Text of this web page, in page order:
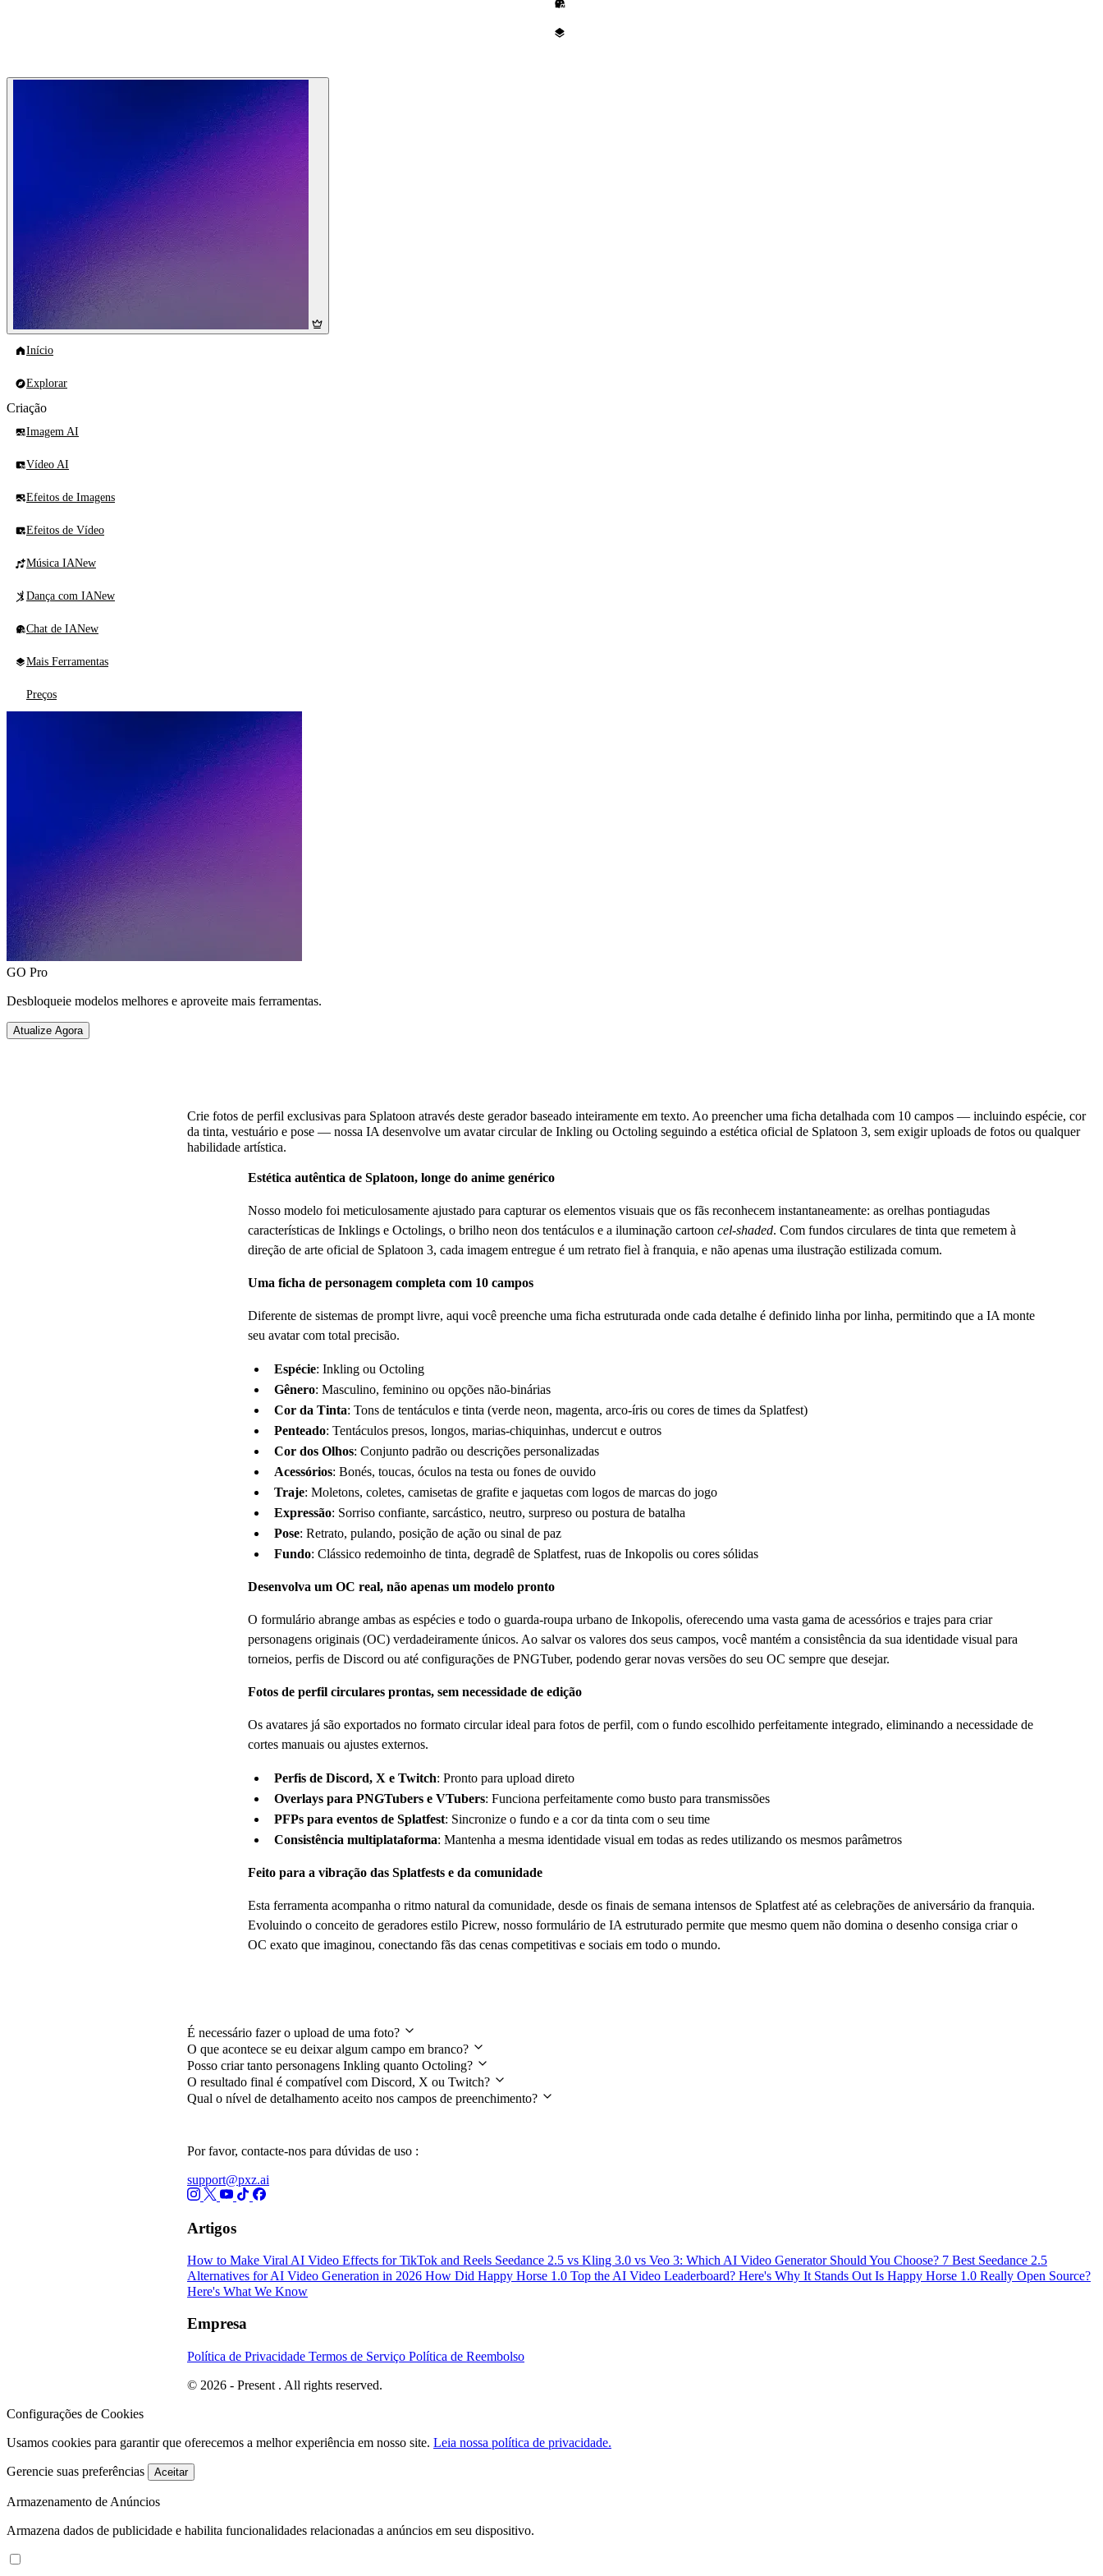
Início
Explorar
Criação
Imagem AI
Vídeo AI
Efeitos de Imagens
Efeitos de Vídeo
Música IANew
Dança com IANew
Chat de IANew
Mais Ferramentas
Preços
GO Pro
Desbloqueie modelos melhores e aproveite mais ferramentas.
Atualize Agora
Crie fotos de perfil exclusivas para Splatoon através deste gerador baseado inteiramente em texto. Ao preencher uma ficha detalhada com 10 campos — incluindo espécie, cor
da tinta, vestuário e pose — nossa IA desenvolve um avatar circular de Inkling ou Octoling seguindo a estética oficial de Splatoon 3, sem exigir uploads de fotos ou qualquer
habilidade artística.
Estética autêntica de Splatoon, longe do anime genérico
Nosso modelo foi meticulosamente ajustado para capturar os elementos visuais que os fãs reconhecem instantaneamente: as orelhas pontiagudas
características de Inklings e Octolings, o brilho neon dos tentáculos e a iluminação cartoon cel-shaded. Com fundos circulares de tinta que remetem à
direção de arte oficial de Splatoon 3, cada imagem entregue é um retrato fiel à franquia, e não apenas uma ilustração estilizada comum.
Uma ficha de personagem completa com 10 campos
Diferente de sistemas de prompt livre, aqui você preenche uma ficha estruturada onde cada detalhe é definido linha por linha, permitindo que a IA monte
seu avatar com total precisão.
Espécie: Inkling ou Octoling
Gênero: Masculino, feminino ou opções não-binárias
Cor da Tinta: Tons de tentáculos e tinta (verde neon, magenta, arco-íris ou cores de times da Splatfest)
Penteado: Tentáculos presos, longos, marias-chiquinhas, undercut e outros
Cor dos Olhos: Conjunto padrão ou descrições personalizadas
Acessórios: Bonés, toucas, óculos na testa ou fones de ouvido
Traje: Moletons, coletes, camisetas de grafite e jaquetas com logos de marcas do jogo
Expressão: Sorriso confiante, sarcástico, neutro, surpreso ou postura de batalha
Pose: Retrato, pulando, posição de ação ou sinal de paz
Fundo: Clássico redemoinho de tinta, degradê de Splatfest, ruas de Inkopolis ou cores sólidas
Desenvolva um OC real, não apenas um modelo pronto
O formulário abrange ambas as espécies e todo o guarda-roupa urbano de Inkopolis, oferecendo uma vasta gama de acessórios e trajes para criar
personagens originais (OC) verdadeiramente únicos. Ao salvar os valores dos seus campos, você mantém a consistência da sua identidade visual para
torneios, perfis de Discord ou até configurações de PNGTuber, podendo gerar novas versões do seu OC sempre que desejar.
Fotos de perfil circulares prontas, sem necessidade de edição
Os avatares já são exportados no formato circular ideal para fotos de perfil, com o fundo escolhido perfeitamente integrado, eliminando a necessidade de
cortes manuais ou ajustes externos.
Perfis de Discord, X e Twitch: Pronto para upload direto
Overlays para PNGTubers e VTubers: Funciona perfeitamente como busto para transmissões
PFPs para eventos de Splatfest: Sincronize o fundo e a cor da tinta com o seu time
Consistência multiplataforma: Mantenha a mesma identidade visual em todas as redes utilizando os mesmos parâmetros
Feito para a vibração das Splatfests e da comunidade
Esta ferramenta acompanha o ritmo natural da comunidade, desde os finais de semana intensos de Splatfest até as celebrações de aniversário da franquia.
Evoluindo o conceito de geradores estilo Picrew, nosso formulário de IA estruturado permite que mesmo quem não domina o desenho consiga criar o
OC exato que imaginou, conectando fãs das cenas competitivas e sociais em todo o mundo.
É necessário fazer o upload de uma foto?
O que acontece se eu deixar algum campo em branco?
Posso criar tanto personagens Inkling quanto Octoling?
O resultado final é compatível com Discord, X ou Twitch?
Qual o nível de detalhamento aceito nos campos de preenchimento?
Por favor, contacte-nos para dúvidas de uso :
support@pxz.ai
Artigos
How to Make Viral AI Video Effects for TikTok and Reels Seedance 2.5 vs Kling 3.0 vs Veo 3: Which AI Video Generator Should You Choose? 7 Best Seedance 2.5
Alternatives for AI Video Generation in 2026 How Did Happy Horse 1.0 Top the AI Video Leaderboard? Here's Why It Stands Out Is Happy Horse 1.0 Really Open Source?
Here's What We Know
Empresa
Política de Privacidade Termos de Serviço Política de Reembolso
© 2026 - Present . All rights reserved.
Configurações de Cookies
Usamos cookies para garantir que oferecemos a melhor experiência em nosso site. Leia nossa política de privacidade.
Gerencie suas preferências Aceitar
Armazenamento de Anúncios
Armazena dados de publicidade e habilita funcionalidades relacionadas a anúncios em seu dispositivo.